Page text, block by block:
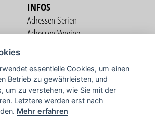
INFOS
Adressen Serien
Adressen Vereine
COMMUNITY
essentielle Cookies, um einen
Betrieb zu gewährleisten, und
um zu verstehen, wie Sie mit der
Letztere werden erst nach
Mehr erfahren